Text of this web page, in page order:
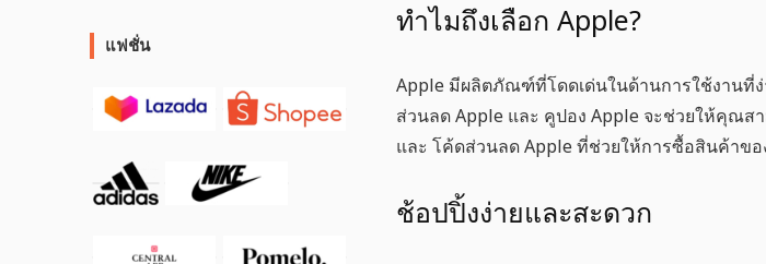
ทำไมถึงเลือก Apple?
Apple มีผลิตภัณฑ์ที่โดดเด่นในด้านการใช้งานที่
ส่วนลด Apple และ คูปอง Apple จะช่วยให้คุณส
และ โค้ดส่วนลด Appleที่ช่วยให้การซื้อสินค้าข
ช้อปปิ้งง่ายและสะดวก
แฟชั่น